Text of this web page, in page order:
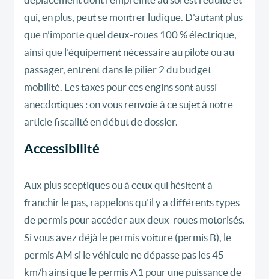
qui, en plus, peut se montrer ludique. D’autant plus
que n’importe quel deux-roues 100 % électrique,
ainsi que l’équipement nécessaire au pilote ou au
passager, entrent dans le pilier 2 du budget
mobilité. Les taxes pour ces engins sont aussi
anecdotiques : on vous renvoie à ce sujet à notre
article fiscalité en début de dossier.
Accessibilité
Aux plus sceptiques ou à ceux qui hésitent à
franchir le pas, rappelons qu’il y a différents types
de permis pour accéder aux deux-roues motorisés.
Si vous avez déjà le permis voiture (permis B), le
permis AM si le véhicule ne dépasse pas les 45
km/h ainsi que le permis A1 pour une puissance de